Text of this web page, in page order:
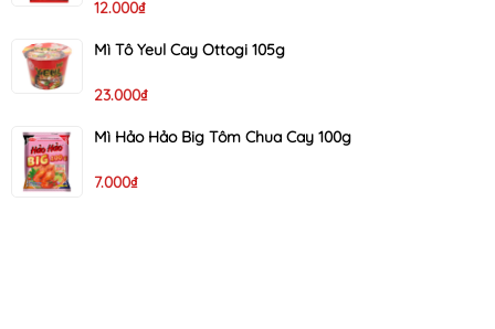
12.000₫
Mì Tô Yeul Cay Ottogi 105g
23.000₫
Mì Hảo Hảo Big Tôm Chua Cay 100g
7.000₫